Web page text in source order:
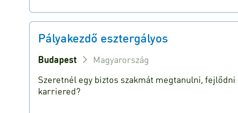
Pályakezdő esztergályos
Budapest
Magyarország
Szeretnél egy biztos szakmát megtanulni,
karriered?